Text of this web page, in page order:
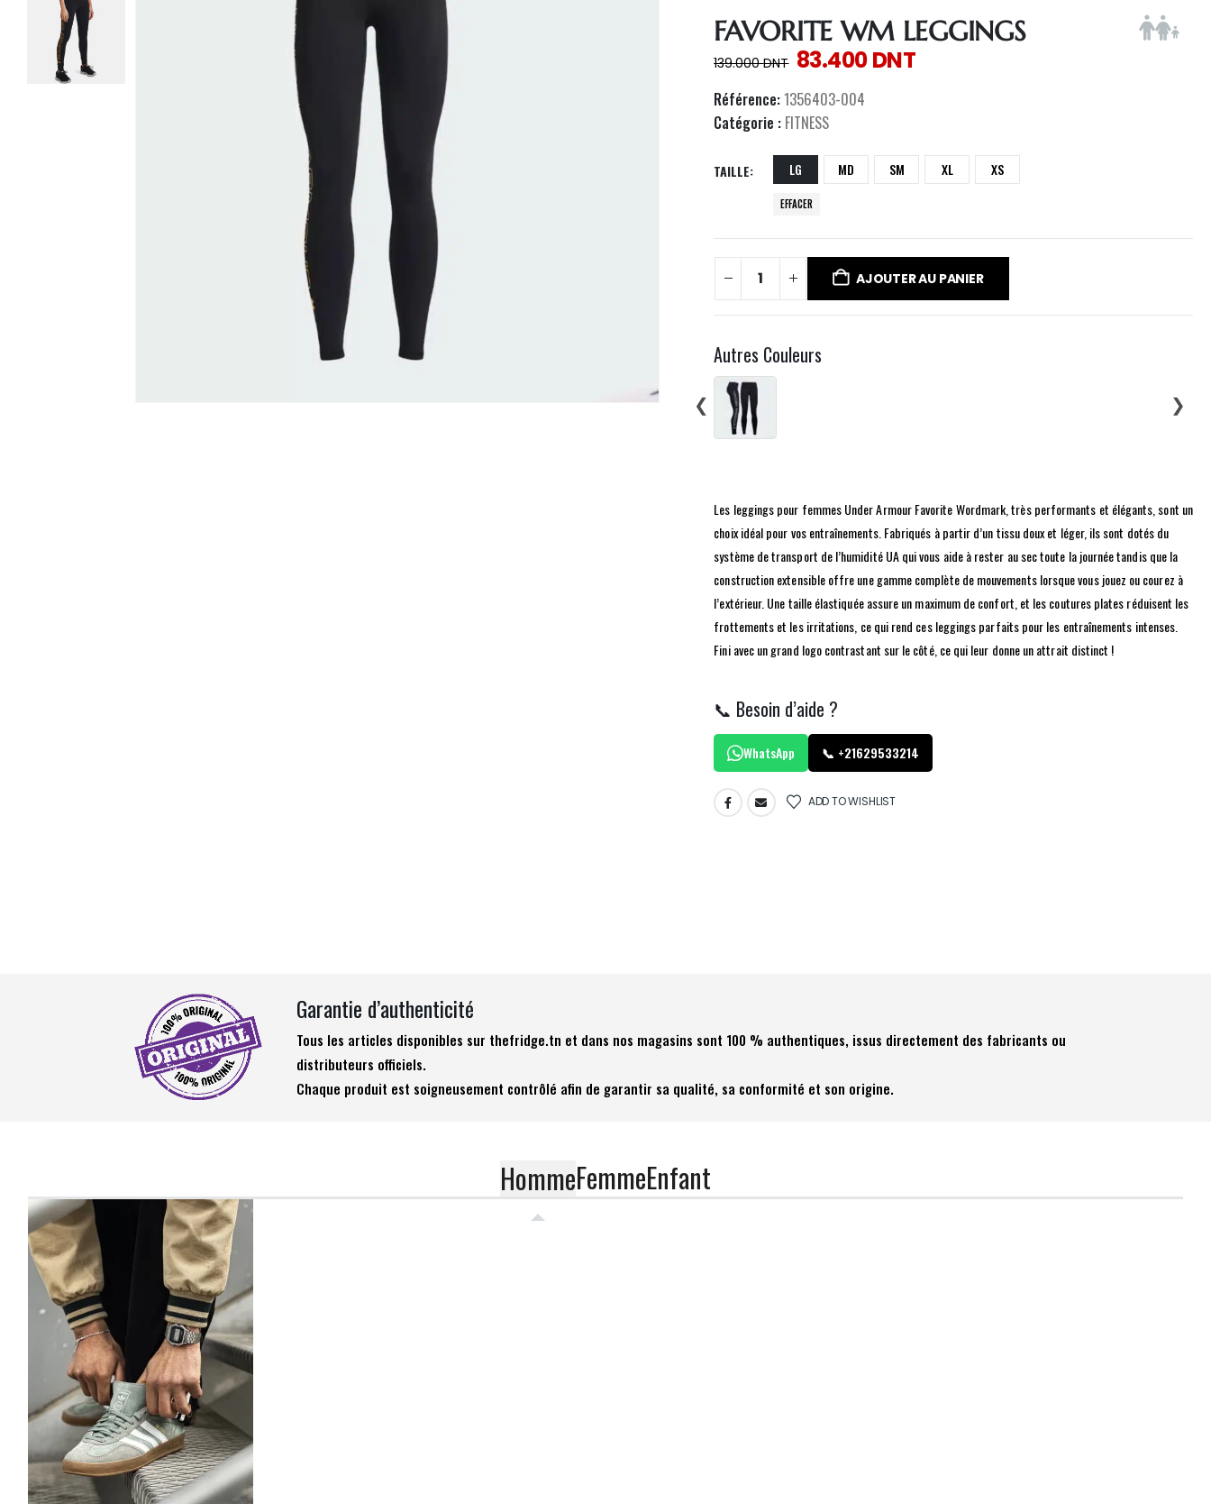
FAVORITE WM LEGGINGS
139.000DNT 83.400DNT
Référence:1356403-004
Catégorie : FITNESS
TAILLE LG MD SM XL XS
EFFACER
AJOUTER AU PANIER
Autres Couleurs
❮
❯
Les leggings pour femmes Under Armour Favorite Wordmark, très performants et élégants, sont un
choix idéal pour vos entraînements. Fabriqués à partir d’un tissu doux et léger, ils sont dotés du
système de transport de l’humidité UA qui vous aide à rester au sec toute la journée tandis que la
construction extensible offre une gamme complète de mouvements lorsque vous jouez ou courez à
l’extérieur. Une taille élastiquée assure un maximum de confort, et les coutures plates réduisent les
frottements et les irritations, ce qui rend ces leggings parfaits pour les entraînements intenses.
Fini avec un grand logo contrastant sur le côté, ce qui leur donne un attrait distinct !
📞 Besoin d’aide ?
WhatsApp 📞 +21629533214
ADD TO WISHLIST
Garantie d’authenticité
Tous les articles disponibles sur thefridge.tn et dans nos magasins sont 100 % authentiques, issus directement des fabricants ou
distributeurs officiels.
Chaque produit est soigneusement contrôlé afin de garantir sa qualité, sa conformité et son origine.
HommeFemmeEnfant